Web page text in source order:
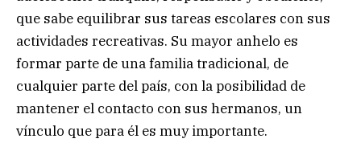
que sabe equilibrar sus tareas escolares con sus
actividades recreativas. Su mayor anhelo es
formar parte de una familia tradicional, de
cualquier parte del país, con la posibilidad de
mantener el contacto con sus hermanos, un
vínculo que para él es muy importante.